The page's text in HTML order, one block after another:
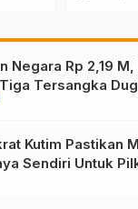
Negara Rp 2,19
Kolam
Kutim Pastikan
Sendiri Untuk